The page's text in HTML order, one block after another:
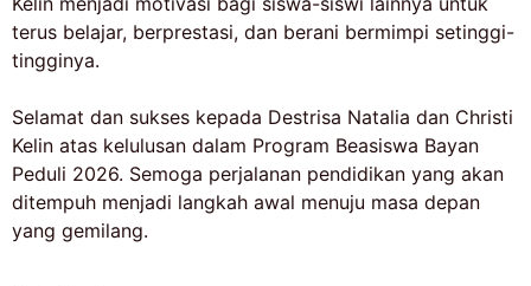
terus belajar, berprestasi, dan berani bermimpi setinggi-
tingginya.
Selamat dan sukses kepada Destrisa Natalia dan Christi
Kelin atas kelulusan dalam Program Beasiswa Bayan
Peduli 2026. Semoga perjalanan pendidikan yang akan
ditempuh menjadi langkah awal menuju masa depan
yang gemilang.